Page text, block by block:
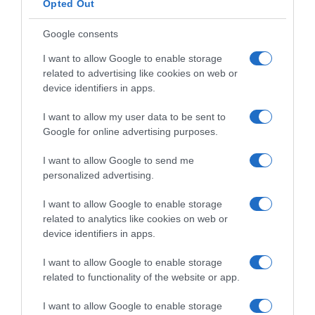
Opted Out
Google consents
I want to allow Google to enable storage
related to advertising like cookies on web or
device identifiers in apps.
I want to allow my user data to be sent to
Google for online advertising purposes.
I want to allow Google to send me
personalized advertising.
I want to allow Google to enable storage
related to analytics like cookies on web or
device identifiers in apps.
I want to allow Google to enable storage
related to functionality of the website or app.
I want to allow Google to enable storage
slobodnog duha da biste imali osjećaj da vas neko ili nešto
vam je potrebna neka velika promjena. Zapravo, želite da ono što
je dobro ostane isto.
Želite više onoga što cijenite kod svog partnera. Energija Djevice
je toliko postojana i stabilna da vam pruža osjećaj sigurnosti koji
volite, pa je ovo dobar dan za izgradnju i pokazivanje podrške na
Komunikaciju koristite kao jezik ljubavi. Djela usluge i pomoći
Energija vašeg petkovog horoskopa daje vam sve što vam je
potrebno da zastanete i uživate u romantičnim trenucima za
kojima sada žudite. Vrijeme je da se prepustite jednostavnosti
svog svijeta umjesto da joj se opirete.
Vodolija